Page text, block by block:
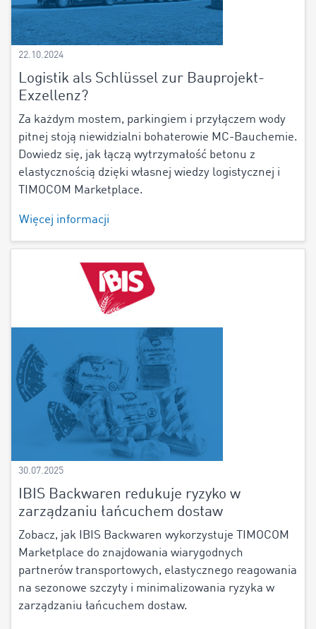
22.10.2024
Logistik als Schlüssel zur Bauprojekt-
Exzellenz?
Za każdym mostem, parkingiem i przyłączem wody
pitnej stoją niewidzialni bohaterowie MC-Bauchemie.
Dowiedz się, jak łączą wytrzymałość betonu z
elastycznością dzięki własnej wiedzy logistycznej i
TIMOCOM Marketplace.
Więcej informacji
30.07.2025
IBIS Backwaren redukuje ryzyko w
zarządzaniu łańcuchem dostaw
Zobacz, jak IBIS Backwaren wykorzystuje TIMOCOM
Marketplace do znajdowania wiarygodnych
partnerów transportowych, elastycznego reagowania
na sezonowe szczyty i minimalizowania ryzyka w
zarządzaniu łańcuchem dostaw.